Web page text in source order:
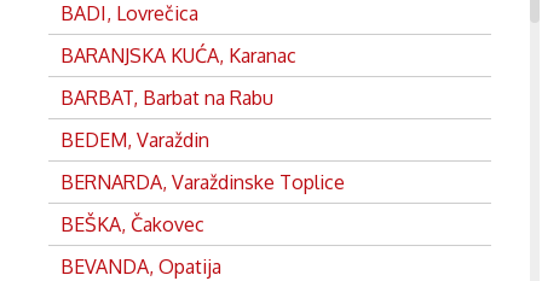
BADI, Lovrečica
BARANJSKA KUĆA, Karanac
BARBAT, Barbat na Rabu
BEDEM, Varaždin
BERNARDA, Varaždinske Toplice
BEŠKA, Čakovec
BEVANDA, Opatija